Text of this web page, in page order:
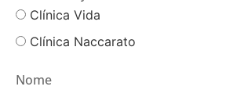
Clínica Vida
Clínica Naccarato
Nome